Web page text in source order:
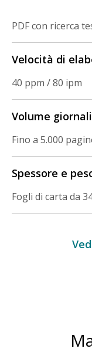
PDF con ricerca
Velocità di
40 ppm / 80 ipm
Volume
Fino a 5.000
Spessore e
Fogli di carta da